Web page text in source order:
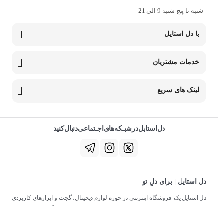
شنبه تا پنج شنبه 9 الی 21
با دل استایل
خدمات مشتریان
لینک های سریع
دل‌استایل‌در‌‌شبـکه‌های‌اجـتماعی‌دنبال‌کنید
دل استایل | برای دلِ تو
دل استایل یک فروشگاه اینترنتی در حوزه لوازم دیجیتال، گجت و ابزارهای کاربردی